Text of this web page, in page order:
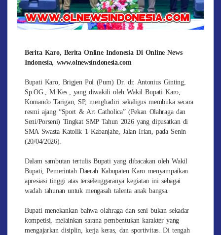
Berita Karo, Berita Online Indonesia Di Online News
Indonesia, www.olnewsindonesia.com
Bupati Karo, Brigjen Pol (Purn) Dr. dr. Antonius Ginting,
Sp.OG., M.Kes., yang diwakili oleh Wakil Bupati Karo,
Komando Tarigan, SP, menghadiri sekaligus membuka secara
resmi ajang “Sport & Art Catholica” (Pekan Olahraga dan
Seni/Porseni) Tingkat SMP Tahun 2026 yang dipusatkan di
SMA Swasta Katolik 1 Kabanjahe, Jalan Irian, pada Senin
(20/04/2026).
Dalam sambutan tertulis Bupati yang dibacakan oleh Wakil
Bupati, Pemerintah Daerah Kabupaten Karo menyampaikan
apresiasi tinggi atas terselenggaranya kegiatan ini sebagai
wadah tahunan untuk mengasah talenta anak bangsa.
Bupati menekankan bahwa olahraga dan seni bukan sekadar
kompetisi, melainkan sarana pembentukan karakter yang
mengajarkan disiplin, kerja keras, dan sportivitas. Di tengah